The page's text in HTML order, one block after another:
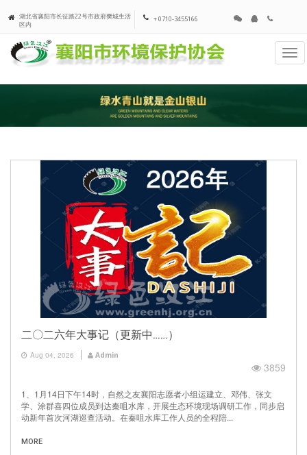
湖北省襄阳市长征路22号市政府樊城生活
区内
+ 0710-3455166
二〇二六年大事记（更新中……）
Aug 04, 2026 Admin
3859
1、1月14日下午14时，自然之友襄阳志愿者小组运建立、邓伟、张文
学、涂群喜四位成员到达秦咀水库，开展生态环境现场调研工作，同步启
动新年首次河湖巡查活动。在秦咀水库工作人员的全程陪...
MORE